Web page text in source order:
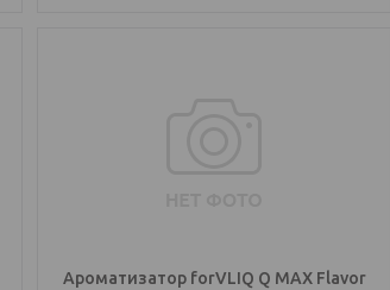
Ароматизатор forVLIQ Q MAX Flavor